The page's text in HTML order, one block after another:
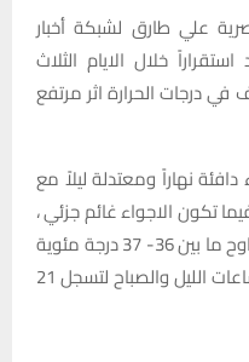
علي طارق لشبكة أخبار
خلال الايام الثلاث
درجات الحرارة اثر مرتفع
نهاراً ومعتدلة ليلاً مع
تكون الاجواء غائم جزئي ،
وبين ان درجات الحرارة العظمى ستتراوح ما بين 36- 37 درجة مئوية
بينما تخفض الحرارة الصغرى خلال ساعات الليل والصباح لتسجل 21